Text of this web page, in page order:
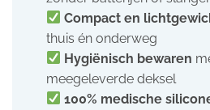
Compact en
thuis én onderweg
Hygiënisch bewaren
meegeleverde deksel
100% medische